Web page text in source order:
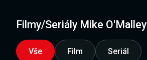
Filmy/Seriály Mike O'Malley
Vše Film Seriál